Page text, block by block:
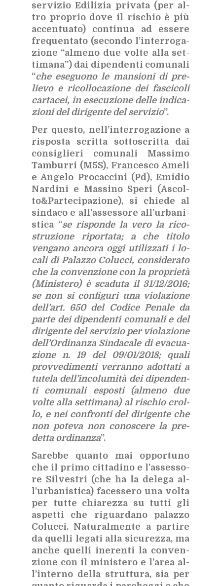
ser­vi­zio Edi­li­zia pri­va­ta (per al­
tro pro­prio dove il ri­schio è più
ac­cen­tua­to) con­ti­nua ad es­se­re
fre­quen­ta­to (se­con­do l’in­ter­ro­ga­
zio­ne “al­me­no due vol­te alla set­
ti­ma­na”) dai di­pen­den­ti co­mu­na­li
“che ese­guo­no le man­sio­ni di pre­
lie­vo e ri­col­lo­ca­zio­ne dei fa­sci­co­li
car­ta­cei, in ese­cu­zio­ne del­le in­di­ca­
zio­ni del di­ri­gen­te del ser­vi­zio”.
Per que­sto, nel­l’in­ter­ro­ga­zio­ne a
ri­spo­sta scrit­ta sot­to­scrit­ta dai
con­si­glie­ri co­mu­na­li Mas­si­mo
Tam­bur­ri (M5S), Fran­ce­sco Ame­li
e An­ge­lo Pro­cac­ci­ni (Pd), Emi­dio
Nar­di­ni e Mas­si­no Spe­ri (Ascol­
to&Par­te­ci­pa­zio­ne), si chie­de al
sin­da­co e al­l’as­ses­so­re al­l’ur­ba­ni­
sti­ca “se ri­spon­de la vero la ri­co­
stru­zio­ne ri­por­ta­ta; a che ti­to­lo
ven­ga­no an­co­ra oggi uti­liz­za­ti i lo­
ca­li di Pa­laz­zo Co­luc­ci, con­si­de­ra­to
che la con­ven­zio­ne con la pro­prie­tà
(Mi­ni­ste­ro) è sca­du­ta il 31/​12/​2016;
se non si con­fi­gu­ri una vio­la­zio­ne
del­l’art. 650 del Co­di­ce Pe­na­le da
par­te dei di­pen­den­ti co­mu­na­li e del
di­ri­gen­te del ser­vi­zio per vio­la­zio­ne
del­l’Or­di­nan­za Sin­da­ca­le di eva­cua­
zio­ne n. 19 del 09/​01/​2018; qua­li
prov­ve­di­men­ti ver­ran­no adot­ta­ti a
tu­te­la del­l’in­co­lu­mi­tà dei di­pen­den­
ti co­mu­na­li espo­sti (al­me­no due
vol­te alla set­ti­ma­na) al ri­schio crol­
lo, e nei con­fron­ti del di­ri­gen­te che
non po­te­va non co­no­sce­re la pre­
det­ta or­di­nan­za”.
Sa­reb­be quan­to mai op­por­tu­no
che il pri­mo cit­ta­di­no e l’as­ses­so­
re Sil­ve­stri (che ha la de­le­ga al­
l’ur­ba­ni­sti­ca) fa­ces­se­ro una vol­ta
per tut­te chia­rez­za su tut­ti gli
aspet­ti che ri­guar­da­no pa­laz­zo
Co­luc­ci. Na­tu­ral­men­te a par­ti­re
da quel­li le­ga­ti alla si­cu­rez­za, ma
an­che quel­li ine­ren­ti la con­ven­
zio­ne con il mi­ni­ste­ro e l’a­rea al­
l’in­ter­no del­la strut­tu­ra, sia per